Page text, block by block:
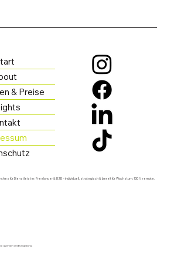
für Dienstleister, Freelancer & B2B – individuell, strategisch & bereit für Wachstum. 100% remote.
& Preise
| Aichach und Umgebung